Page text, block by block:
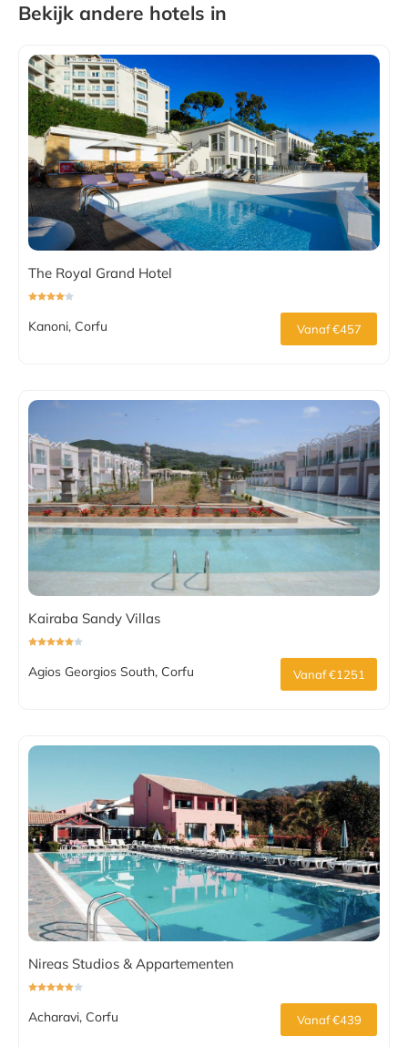
Bekijk andere hotels in
The Royal Grand Hotel
Kanoni, Corfu Vanaf €457
Kairaba Sandy Villas
Agios Georgios South, Corfu Vanaf €1251
Nireas Studios & Appartementen
Acharavi, Corfu Vanaf €439